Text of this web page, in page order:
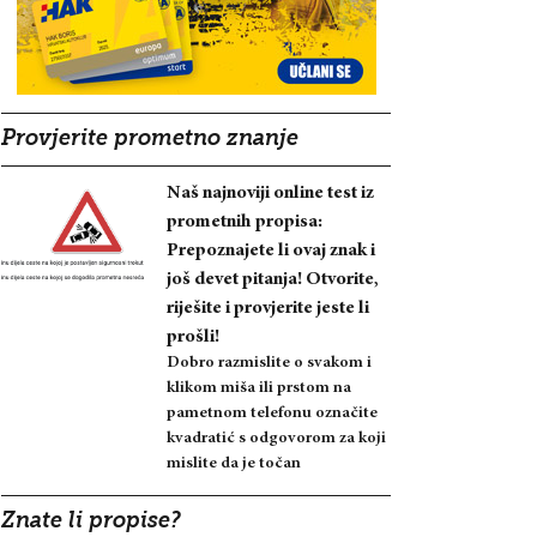
Provjerite prometno znanje
Naš najnoviji online test iz
prometnih propisa:
Prepoznajete li ovaj znak i
još devet pitanja! Otvorite,
riješite i provjerite jeste li
prošli!
Dobro razmislite o svakom i
klikom miša ili prstom na
pametnom telefonu označite
kvadratić s odgovorom za koji
mislite da je točan
Znate li propise?